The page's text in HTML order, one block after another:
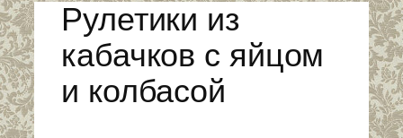
Рулетики из
кабачков с яйцом
и колбасой